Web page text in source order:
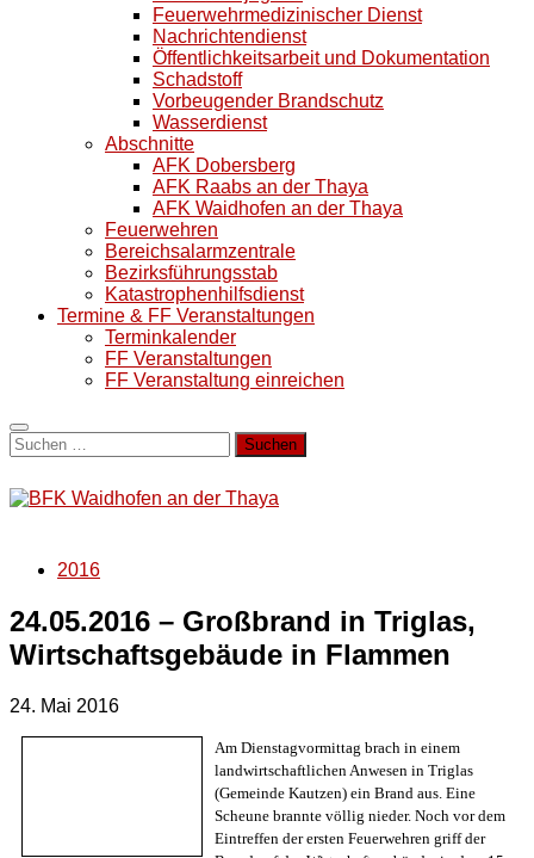
Feuerwehrmedizinischer Dienst
Nachrichtendienst
Öffentlichkeitsarbeit und Dokumentation
Schadstoff
Vorbeugender Brandschutz
Wasserdienst
Abschnitte
AFK Dobersberg
AFK Raabs an der Thaya
AFK Waidhofen an der Thaya
Feuerwehren
Bereichsalarmzentrale
Bezirksführungsstab
Katastrophenhilfsdienst
Termine & FF Veranstaltungen
Terminkalender
FF Veranstaltungen
FF Veranstaltung einreichen
Suchen
nach:
2016
24.05.2016 – Großbrand in Triglas,
Wirtschaftsgebäude in Flammen
24. Mai 2016
Am Dienstagvormittag brach in einem
landwirtschaftlichen Anwesen in Triglas
(Gemeinde Kautzen) ein Brand aus. Eine
Scheune brannte völlig nieder. Noch vor dem
Eintreffen der ersten Feuerwehren griff der